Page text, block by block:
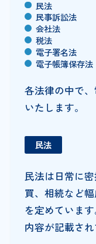
民法
民事訴訟法
会社法
税法
電子署名法
電子帳簿保存法
各法律の中で
いたします。
民法
民法は日常に
買、相続など
を定めていま
内容が記載され